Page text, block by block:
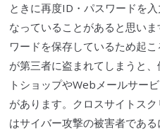
ときに再度ID・パスワードを
なっていることがあると思い
ワードを保存しているため起
が第三者に盗まれてしまうと
トショップやWebメールサー
があります。 クロスサイトス
はサイバー攻撃の被害者であ